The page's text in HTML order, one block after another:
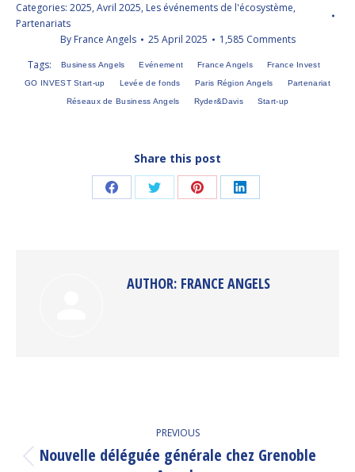
Categories: 2025, Avril 2025, Les événements de l'écosystème,
Partenariats
By France Angels 25 April 2025
1,585 Comments
Tags:
Business Angels Evénement France Angels France Invest
GO INVEST Start-up Levée de fonds Paris Région Angels Partenariat
Réseaux de Business Angels Ryder&Davis Start-up
Share this post
Share Share Share Share
AUTHOR: FRANCE ANGELS
NAVIGATION
PREVIOUS
Previous
Nouvelle déléguée générale chez Grenoble